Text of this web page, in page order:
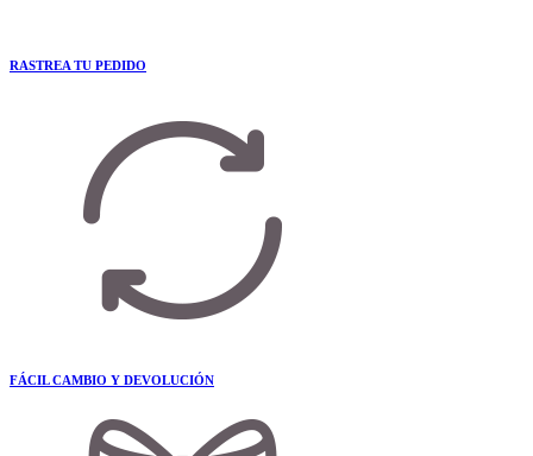
RASTREA TU PEDIDO
FÁCIL CAMBIO Y DEVOLUCIÓN